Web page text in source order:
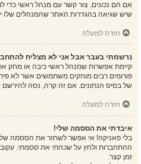
אם הם נכונים, צור קשר עם מנהל ראשי כדי
שיש שגיאה בהגדרות האתר שהמנהלים שלו
חזרה למעלה
נרשמתי בעבר אבל אני לא מצליח
קיימת אפשרות שמנהל ראשי כיבה או מחק
פורומים רבים מוחקים משתמשים אשר לא
של בסיס הנתונים. אם זה קרה, נסה להירשם
חזרה למעלה
איבדתי את הססמה שלי!
בלי פאניקה! אי אפשר לשחזר את הססמה
ההתחברות ולחץ על שכחתי את ססמתי.
זמן קצר.